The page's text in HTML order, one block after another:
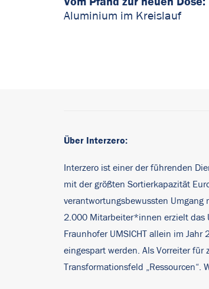
Aluminium im Kreislauf
Über Interzero:
Interzero ist einer der führenden
mit der größten Sortierkapazität
verantwortungsbewussten
2.000 Mitarbeiter*innen erzielt das
Fraunhofer UMSICHT allein im
eingespart werden. Als Vorreiter für
Transformationsfeld